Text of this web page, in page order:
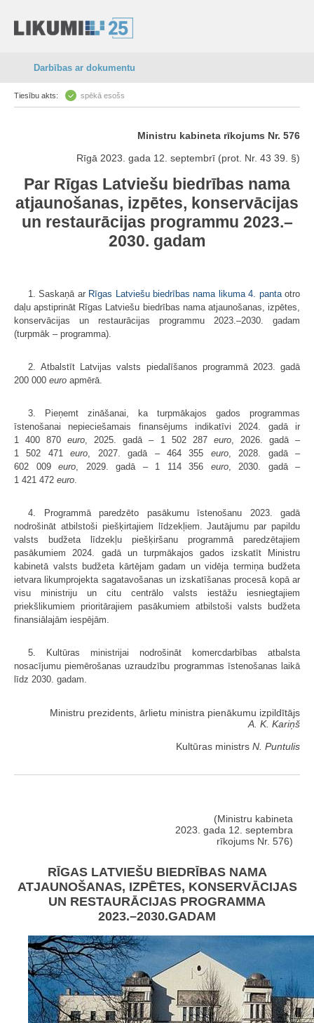
Darbības ar dokumentu
Tiesību akts: spēkā esošs
Ministru kabineta rīkojums Nr. 576
Rīgā 2023. gada 12. septembrī (prot. Nr. 43 39. §)
Par Rīgas Latviešu biedrības nama
atjaunošanas, izpētes, konservācijas
un restaurācijas programmu 2023.–
2030. gadam
1. Saskaņā ar Rīgas Latviešu biedrības nama likuma 4. pantaotro
daļu apstiprināt Rīgas Latviešu biedrības nama atjaunošanas, izpētes,
konservācijas un restaurācijas programmu 2023.–2030. gadam
(turpmāk – programma).
2. Atbalstīt Latvijas valsts piedalīšanos programmā 2023. gadā
200 000 euro apmērā.
3. Pieņemt zināšanai, ka turpmākajos gados programmas
īstenošanai nepieciešamais finansējums indikatīvi 2024. gadā ir
1 400 870euro , 2025. gadā – 1 502 287 euro, 2026. gadā –
1 502 471euro , 2027. gadā – 464 355 euro, 2028. gadā –
602 009 euro , 2029. gadā – 1 114 356 euro, 2030. gadā –
1 421 472 euro
4. Programmā paredzēto pasākumu īstenošanu 2023. gadā
nodrošināt atbilstoši piešķirtajiem līdzekļiem. Jautājumu par papildu
valsts budžeta līdzekļu piešķiršanu programmā paredzētajiem
pasākumiem 2024. gadā un turpmākajos gados izskatīt Ministru
kabinetā valsts budžeta kārtējam gadam un vidēja termiņa budžeta
ietvara likumprojekta sagatavošanas un izskatīšanas procesā kopā ar
visu ministriju un citu centrālo valsts iestāžu iesniegtajiem
priekšlikumiem prioritārajiem pasākumiem atbilstoši valsts budžeta
finansiālajām iespējām.
5. Kultūras ministrijai nodrošināt komercdarbības atbalsta
nosacījumu piemērošanas uzraudzību programmas īstenošanas laikā
līdz 2030. gadam.
Ministru prezidents, ārlietu ministra pienākumu izpildītājs
A. K. Kariņš
Kultūras ministrs N. Puntulis
(Ministru kabineta
2023. gada 12. septembra
rīkojums Nr. 576)
RĪGAS LATVIEŠU BIEDRĪBAS NAMA
ATJAUNOŠANAS, IZPĒTES, KONSERVĀCIJAS
UN RESTAURĀCIJAS PROGRAMMA
2023.–2030.GADAM